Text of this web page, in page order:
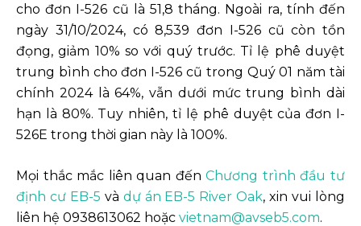
cho đơn I-526 cũ là 51,8 tháng. Ngoài ra, tính đến
ngày 31/10/2024, có 8,539 đơn I-526 cũ còn tồn
đọng, giảm 10% so với quý trước. Tỉ lệ phê duyệt
trung bình cho đơn I-526 cũ trong Quý 01 năm tài
chính 2024 là 64%, vẫn dưới mức trung bình dài
hạn là 80%. Tuy nhiên, tỉ lệ phê duyệt của đơn I-
526E trong thời gian này là 100%.
Mọi thắc mắc liên quan đếnChương trình đầu tư
định cư EB-5 và dự án EB-5 River Oak, xin vui lòng
liên hệ 0938613062 hoặc vietnam@avseb5.com.